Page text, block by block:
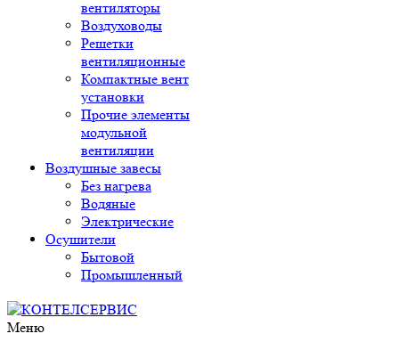
вентиляторы
Воздуховоды
Решетки
вентиляционные
Компактные вент
установки
Прочие элементы
модульной
вентиляции
Воздушные завесы
Без нагрева
Водяные
Электрические
Осушители
Бытовой
Промышленный
Меню